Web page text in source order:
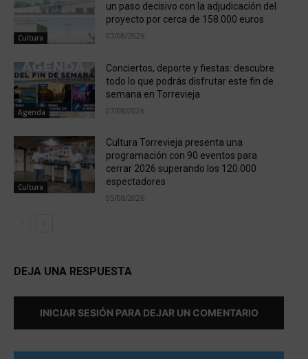
Cultura
un paso decisivo con la adjudicación del
proyecto por cerca de 158.000 euros
07/08/2026
Agenda
Conciertos, deporte y fiestas: descubre
todo lo que podrás disfrutar este fin de
semana en Torrevieja
07/08/2026
Cultura
Cultura Torrevieja presenta una
programación con 90 eventos para
cerrar 2026 superando los 120.000
espectadores
05/08/2026
DEJA UNA RESPUESTA
INICIAR SESIÓN PARA DEJAR UN COMENTARIO